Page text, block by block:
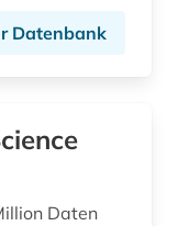
Datenbank
Daten